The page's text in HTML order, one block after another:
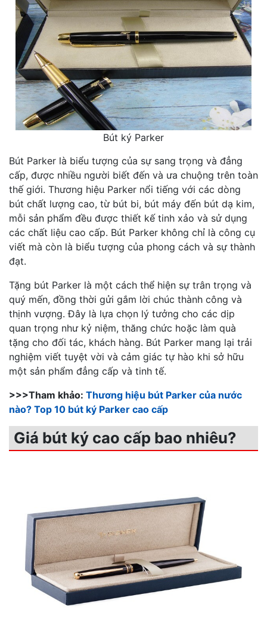
Bút ký Parker
Bút Parker là biểu tượng của sự sang trọng và đẳng
cấp, được nhiều người biết đến và ưa chuộng trên toàn
thế giới. Thương hiệu Parker nổi tiếng với các dòng
bút chất lượng cao, từ bút bi, bút máy đến bút dạ kim,
mỗi sản phẩm đều được thiết kế tinh xảo và sử dụng
các chất liệu cao cấp. Bút Parker không chỉ là công cụ
viết mà còn là biểu tượng của phong cách và sự thành
đạt.
Tặng bút Parker là một cách thể hiện sự trân trọng và
quý mến, đồng thời gửi gắm lời chúc thành công và
thịnh vượng. Đây là lựa chọn lý tưởng cho các dịp
quan trọng như kỷ niệm, thăng chức hoặc làm quà
tặng cho đối tác, khách hàng. Bút Parker mang lại trải
nghiệm viết tuyệt vời và cảm giác tự hào khi sở hữu
một sản phẩm đẳng cấp và tinh tế.
>>>Tham khảo: Thương hiệu bút Parker của nước
nào? Top 10 bút ký Parker cao cấp
Giá bút ký cao cấp bao nhiêu?